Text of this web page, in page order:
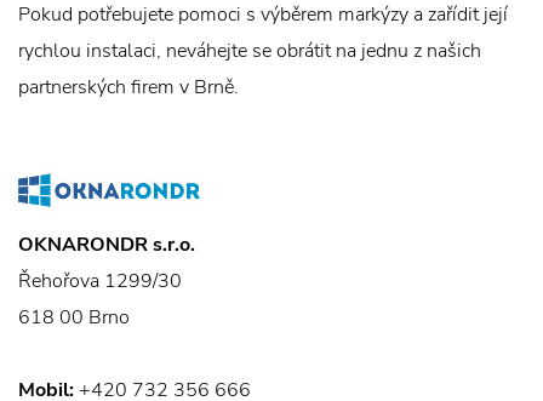
Pokud potřebujete pomoci s výběrem markýzy a zařídit její
rychlou instalaci, neváhejte se obrátit na jednu z našich
partnerských firem v Brně.
OKNARONDR s.r.o.
Řehořova 1299/30
618 00 Brno
Mobil: +420 732 356 666